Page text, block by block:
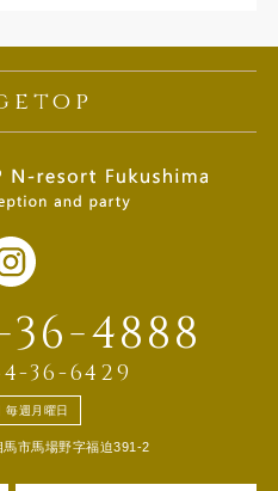
4888
36-6429
毎週月曜日
市馬場野字福迫391-2